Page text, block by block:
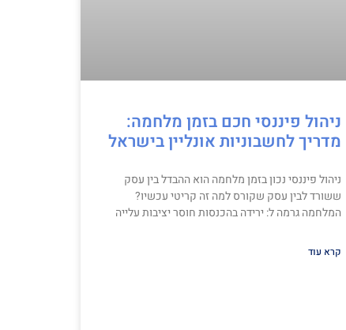
ניהול פיננסי חכם בזמן מלחמה:
מדריך לחשבוניות אונליין בישראל
ניהול פיננסי נכון בזמן מלחמה הוא ההבדל בין עסק
ששורד לבין עסק שקורס למה זה קריטי עכשיו?
המלחמה גרמה ל: ירידה בהכנסות חוסר יציבות עלייה
קרא עוד